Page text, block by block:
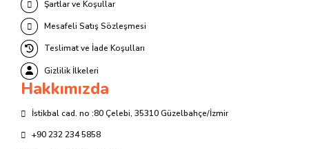
Şartlar ve Koşullar
Mesafeli Satış Sözleşmesi
Teslimat ve İade Koşulları
Gizlilik İlkeleri
Hakkımızda
İstikbal cad. no :80 Çelebi, 35310 Güzelbahçe/İzmir
+90 232 234 5858